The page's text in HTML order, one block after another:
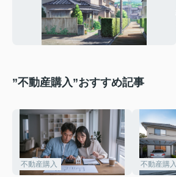
”不動産購入”おすすめ記事
不動産購入 不動産購入